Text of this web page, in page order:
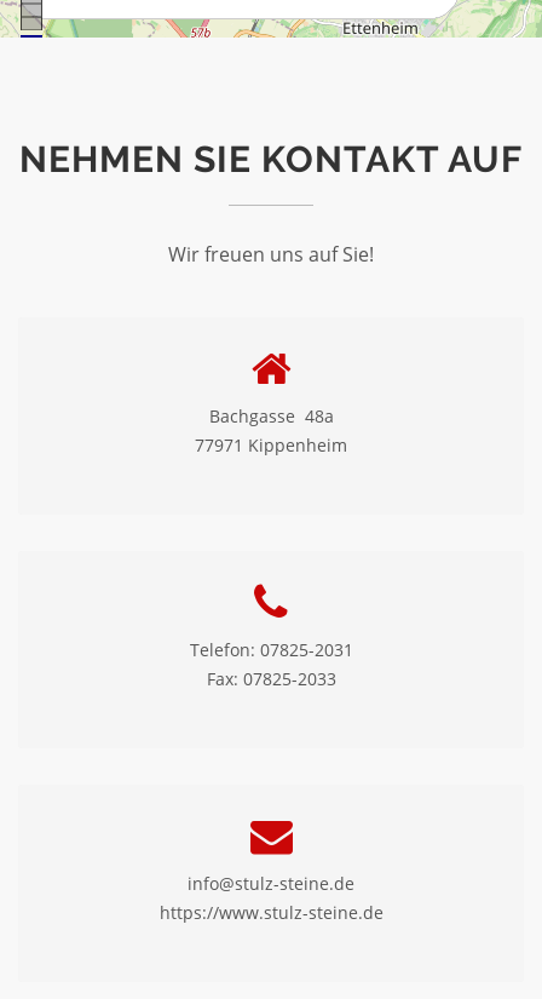
NEHMEN SIE KONTAKT AUF
Wir freuen uns auf Sie!
Bachgasse 48a
77971 Kippenheim
Telefon: 07825-2031
Fax: 07825-2033
info@stulz-steine.de
https://www.stulz-steine.de